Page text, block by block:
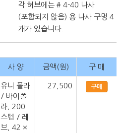
각 허브에는 # 4-40 나사
(포함되지 않음) 용 나사 구멍 4
개가 있습니다.
사 양 금액(원) 구 매
유니 폴라
/ 바이폴
라, 200
스텝 / 레
브, 42 ×
27,500 구매